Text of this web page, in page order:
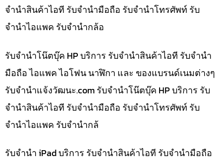
จำนำสินค้าไอที รับจำนำมือถือ รับจำนำโทรศัพท์ รับ
จำนำไอแพค รับจำนำกล้อ
รับจำนำโน๊ตบุ๊ค HP บริการ รับจำนำสินค้าไอที รับจำนำ
มือถือ ไอแพค ไอโฟน นาฬิกา และ ของแบรนด์เนมต่างๆ
รับจํานําแจ้งวัฒนะ.com รับจำนำโน๊ตบุ๊ค HP บริการ รับ
จำนำสินค้าไอที รับจำนำมือถือ รับจำนำโทรศัพท์ รับ
จำนำไอแพค รับจำนำกล้
รับจำนำ iPad บริการ รับจำนำสินค้าไอที รับจำนำมือถือ